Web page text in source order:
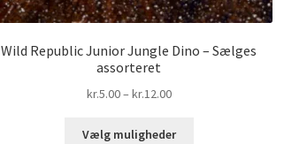
Wild Republic Junior Jungle Dino – Sælges
assorteret
kr.5.00– kr.12.00Prisinterval:
til
Vælg muligheder